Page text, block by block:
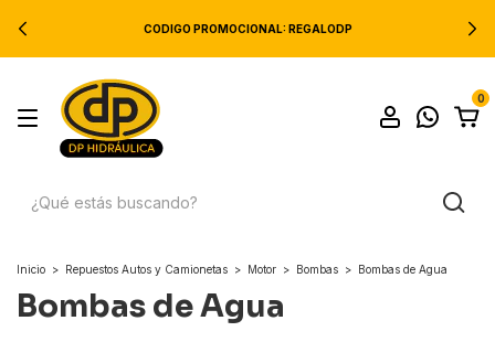
CODIGO PROMOCIONAL: REGALODP
0
Inicio > Repuestos Autos y Camionetas > Motor > Bombas > Bombas de Agua
Bombas de Agua